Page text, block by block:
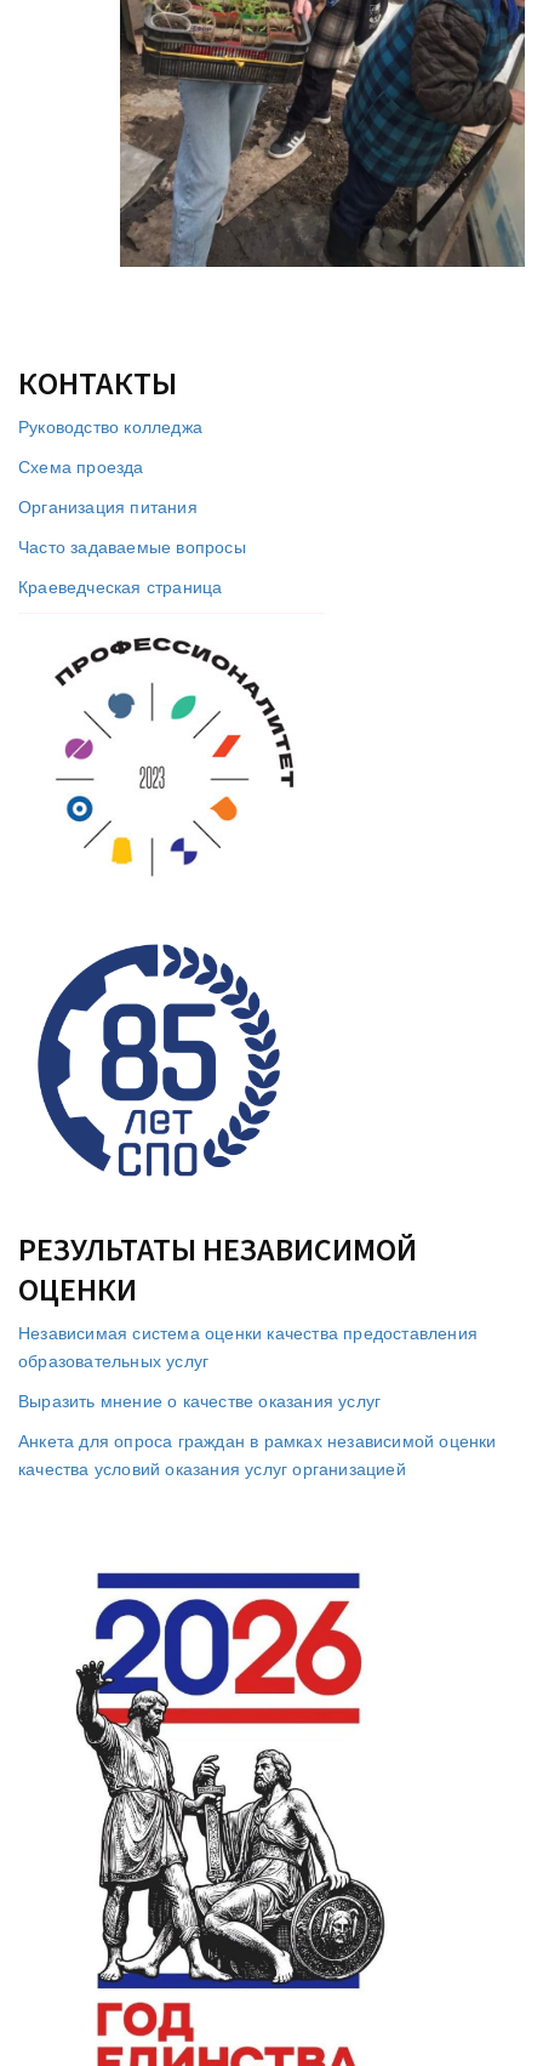
КОНТАКТЫ
Руководство колледжа
Схема проезда
Организация питания
Часто задаваемые вопросы
Краеведческая страница
РЕЗУЛЬТАТЫ НЕЗАВИСИМОЙ
ОЦЕНКИ
Независимая система оценки качества предоставления
образовательных услуг
Выразить мнение о качестве оказания услуг
Анкета для опроса граждан в рамках независимой оценки
качества условий оказания услуг организацией